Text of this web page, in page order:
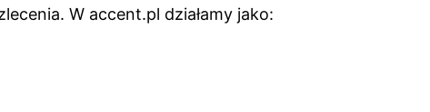
W accent.pl działamy jako: